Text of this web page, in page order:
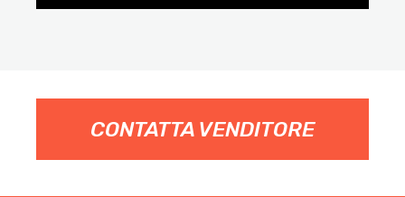
CONTATTA VENDITORE